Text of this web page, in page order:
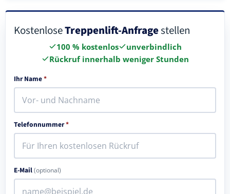
KostenloseTreppenlift-Anfragestellen
100 % kostenlos
unverbindlich
Rückruf innerhalb weniger Stunden
Ihr Name*
Telefonnummer*
E-Mail(optional)